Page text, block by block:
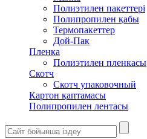
Полиэтилен пакеттері
Полипропилен қабы
Термопакеттер
Дой-Пак
Пленка
Полиэтилен пленкасы
Скотч
Скотч упаковочный
Картон қаптамасы
Полипропилен лентасы